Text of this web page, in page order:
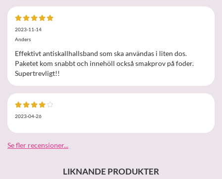
2023-11-14
Anders
Effektivt antiskallhallsband som ska användas i liten dos.
Paketet kom snabbt och innehöll också smakprov på foder.
Supertrevligt!!
2023-04-26
Se fler recensioner...
LIKNANDE PRODUKTER